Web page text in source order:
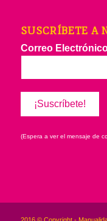
SUSCRÍBETE A
Correo
(Espera a ver el mensaje de
2016 © Copyright -